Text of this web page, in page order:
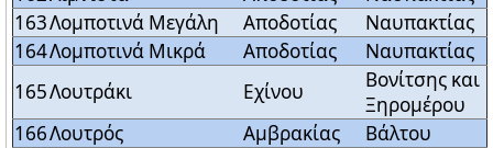
163Λομποτινά Μεγάλη Αποδοτίας
Ναυπακτίας
164Λομποτινά Μικρά Αποδοτίας
Ναυπακτίας
165Λουτράκι Εχίνου
Βονίτσης και
Ξηρομέρου
166Λουτρός Αμβρακίας
Βάλτου